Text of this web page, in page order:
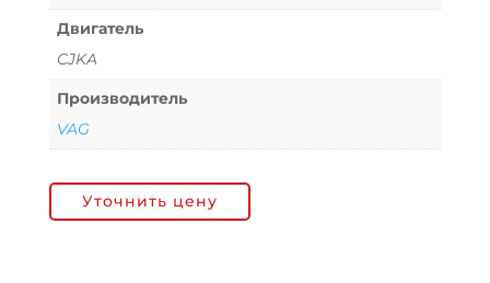
Двигатель
CJKA
Производитель
VAG
Уточнить цену